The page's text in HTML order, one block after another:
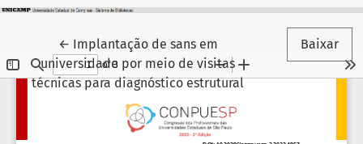
← Voltar aos Detalhes do Artigo
Implantação de sans em
universidade por meio de visitas
técnicas para diagnóstico estrutural
Baixar